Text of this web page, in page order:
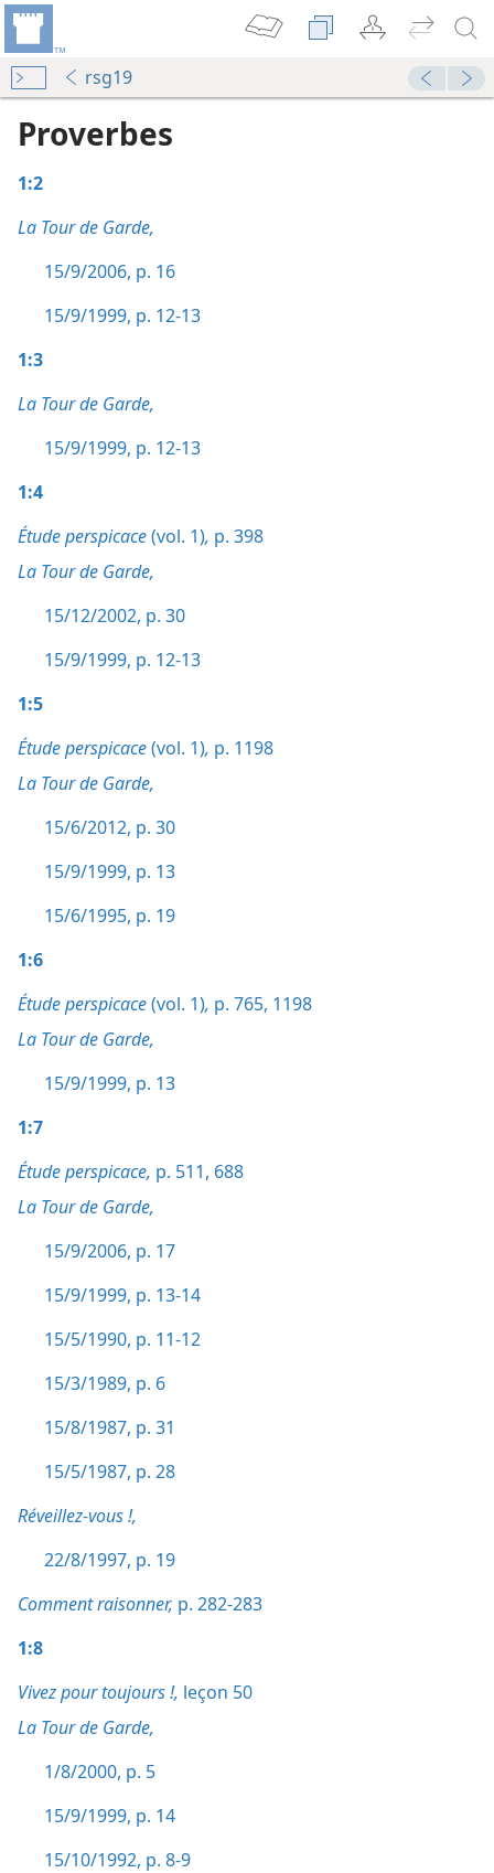
rsg19
Proverbes
1:2
La Tour de Garde,
15/9/2006, p. 16
15/9/1999, p. 12-13
1:3
La Tour de Garde,
15/9/1999, p. 12-13
1:4
Étude perspicace(vol. 1), p. 398
La Tour de Garde,
15/12/2002, p. 30
15/9/1999, p. 12-13
1:5
Étude perspicace(vol. 1), p. 1198
La Tour de Garde,
15/6/2012, p. 30
15/9/1999, p. 13
15/6/1995, p. 19
1:6
Étude perspicace(vol. 1), p. 765, 1198
La Tour de Garde,
15/9/1999, p. 13
1:7
Étude perspicace, p. 511, 688
La Tour de Garde,
15/9/2006, p. 17
15/9/1999, p. 13-14
15/5/1990, p. 11-12
15/3/1989, p. 6
15/8/1987, p. 31
15/5/1987, p. 28
Réveillez-vous !,
22/8/1997, p. 19
Comment raisonner, p. 282-283
1:8
Vivez pour toujours !, leçon 50
La Tour de Garde,
1/8/2000, p. 5
15/9/1999, p. 14
15/10/1992, p. 8-9